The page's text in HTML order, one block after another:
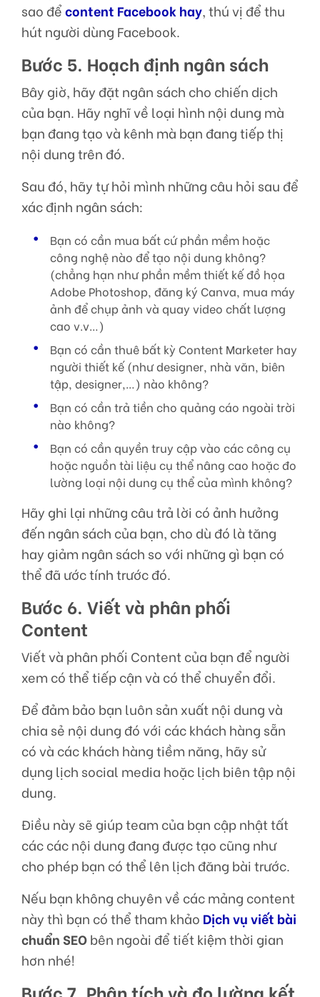
sao đểcontent Facebook hay, thú vị để thu
hút người dùng Facebook.
Bước 5. Hoạch định ngân sách
Bây giờ, hãy đặt ngân sách cho chiến dịch
của bạn. Hãy nghĩ về loại hình nội dung mà
bạn đang tạo và kênh mà bạn đang tiếp thị
nội dung trên đó.
Sau đó, hãy tự hỏi mình những câu hỏi sau để
xác định ngân sách:
Bạn có cần mua bất cứ phần mềm hoặc
công nghệ nào để tạo nội dung không?
(chẳng hạn như phần mềm thiết kế đồ họa
Adobe Photoshop, đăng ký Canva, mua máy
ảnh để chụp ảnh và quay video chất lượng
cao v.v…)
Bạn có cần thuê bất kỳ Content Marketer hay
người thiết kế (như designer, nhà văn, biên
tập, designer,…) nào không?
Bạn có cần trả tiền cho quảng cáo ngoài trời
nào không?
Bạn có cần quyền truy cập vào các công cụ
hoặc nguồn tài liệu cụ thể nâng cao hoặc đo
lường loại nội dung cụ thể của mình không?
Hãy ghi lại những câu trả lời có ảnh hưởng
đến ngân sách của bạn, cho dù đó là tăng
hay giảm ngân sách so với những gì bạn có
thể đã ước tính trước đó.
Bước 6. Viết và phân phối
Content
Viết và phân phối Content của bạn để người
xem có thể tiếp cận và có thể chuyển đổi.
Để đảm bảo bạn luôn sản xuất nội dung và
chia sẻ nội dung đó với các khách hàng sẵn
có và các khách hàng tiềm năng, hãy sử
dụng lịch social media hoặc lịch biên tập nội
dung.
Điều này sẽ giúp team của bạn cập nhật tất
các các nội dung đang được tạo cũng như
cho phép bạn có thể lên lịch đăng bài trước.
Nếu bạn không chuyên về các mảng content
này thì bạn có thể tham khảo Dịch vụ viết bài
chuẩn SEObên ngoài để tiết kiệm thời gian
hơn nhé!
Bước 7. Phân tích và đo lường kết